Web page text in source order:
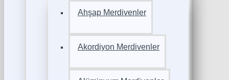
Ahşap Merdivenler
Akordiyon Merdivenler